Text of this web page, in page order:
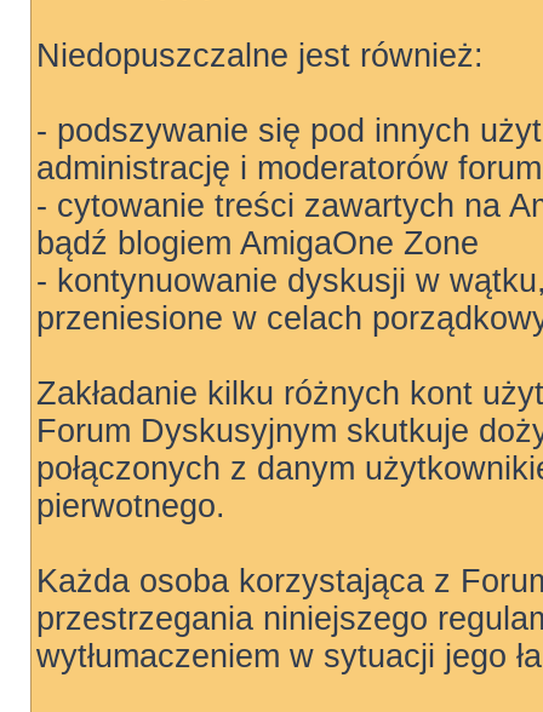
Niedopuszczalne jest również:
- podszywanie się pod innych
administrację i moderatorów
- cytowanie treści zawartych na
bądź blogiem AmigaOne Zone
- kontynuowanie dyskusji w
przeniesione w celach
Zakładanie kilku różnych kont
Forum Dyskusyjnym skutkuje
połączonych z danym
pierwotnego.
Każda osoba korzystająca z
przestrzegania niniejszego
wytłumaczeniem w sytuacji jego